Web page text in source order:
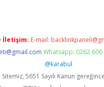
İletişim: E-mail:
Whatsapp: 0262 606
@karabul
Sitemiz, 5651 Sayılı Kanun